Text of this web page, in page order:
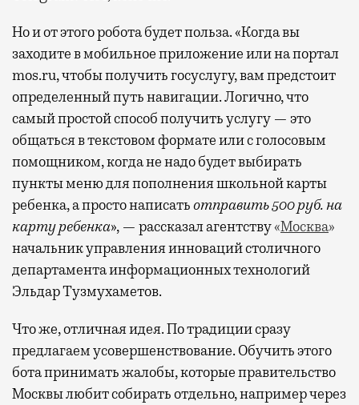
Но и от этого робота будет польза. «Когда вы
заходите в мобильное приложение или на портал
mos.ru, чтобы получить госуслугу, вам предстоит
определенный путь навигации. Логично, что
самый простой способ получить услугу — это
общаться в текстовом формате или с голосовым
помощником, когда не надо будет выбирать
пункты меню для пополнения школьной карты
ребенка, а просто написатьотправить 500 руб. на
карту ребенка», — рассказал агентству«Москва»
начальник управления инноваций столичного
департамента информационных технологий
Эльдар Тузмухаметов.
Что же, отличная идея. По традиции сразу
предлагаем усовершенствование. Обучить этого
бота принимать жалобы, которые правительство
Москвы любит собирать отдельно, например через